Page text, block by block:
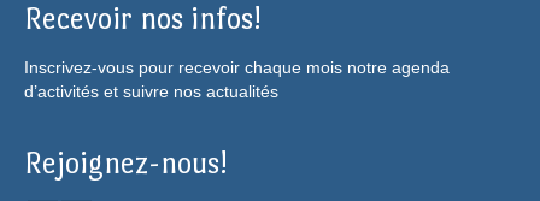
Recevoir nos infos!
Inscrivez-vous pour recevoir chaque mois notre agenda
d’activités et suivre nos actualités
Rejoignez-nous!